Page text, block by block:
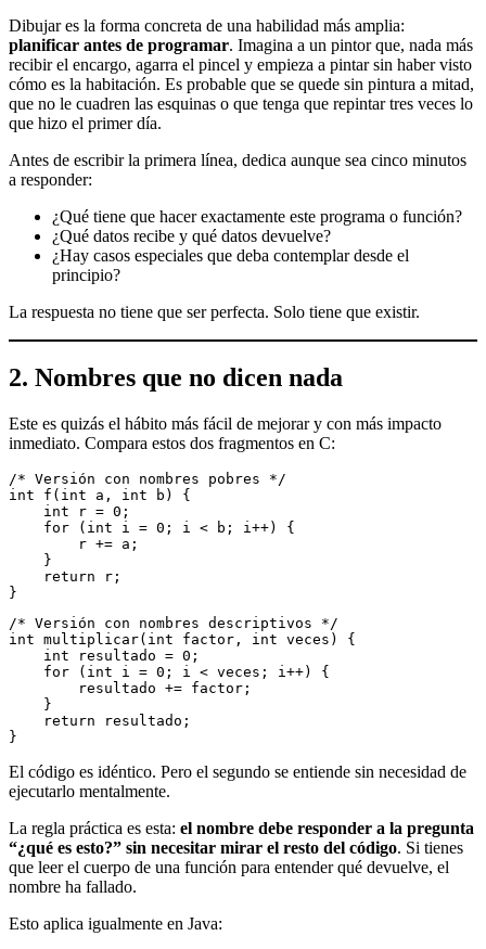
Dibujar es la forma concreta de una habilidad más amplia:
planificar antes de programar. Imagina a un pintor que, nada más
recibir el encargo, agarra el pincel y empieza a pintar sin haber visto
cómo es la habitación. Es probable que se quede sin pintura a mitad,
que no le cuadren las esquinas o que tenga que repintar tres veces lo
que hizo el primer día.
Antes de escribir la primera línea, dedica aunque sea cinco minutos
a responder:
¿Qué tiene que hacer exactamente este programa o función?
¿Qué datos recibe y qué datos devuelve?
¿Hay casos especiales que deba contemplar desde el
principio?
La respuesta no tiene que ser perfecta. Solo tiene que existir.
2. Nombres que no dicen nada
Este es quizás el hábito más fácil de mejorar y con más impacto
inmediato. Compara estos dos fragmentos en C:
/* Versión con nombres pobres */
int f(int a, int b) {
int r = 0;
for (int i = 0; i < b; i++) {
r += a;
}
return r;
}
/* Versión con nombres descriptivos */
int multiplicar(int factor, int veces) {
int resultado = 0;
for (int i = 0; i < veces; i++) {
resultado += factor;
}
return resultado;
}
El código es idéntico. Pero el segundo se entiende sin necesidad de
ejecutarlo mentalmente.
La regla práctica es esta: el nombre debe responder a la pregunta
“¿qué es esto?” sin necesitar mirar el resto del código. Si tienes
que leer el cuerpo de una función para entender qué devuelve, el
nombre ha fallado.
Esto aplica igualmente en Java: